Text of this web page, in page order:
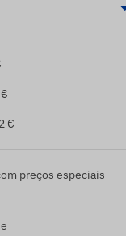
DE MOTOCICLETA
DE NAVIOS
DE PACOTES
DE PALETES
DE SCOOTER
DE TRAILER
€
preços especiais